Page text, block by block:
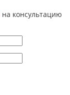
на консультацию